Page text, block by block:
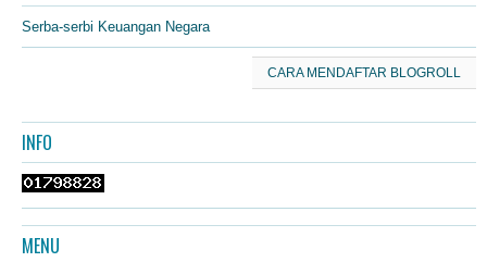
Serba-serbi Keuangan Negara
CARA MENDAFTAR BLOGROLL
INFO
MENU